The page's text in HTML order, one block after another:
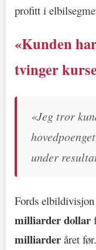
profitt i
«Kunden
tvinger
«Jeg tror
under
Fords
milliarder dollar
milliarder året